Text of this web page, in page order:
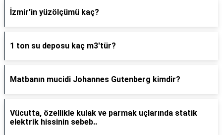
İzmir'in yüzölçümü kaç?
1 ton su deposu kaç m3'tür?
Matbanın mucidi Johannes Gutenberg kimdir?
Vücutta, özellikle kulak ve parmak uçlarında statik
elektrik hissinin sebeb..